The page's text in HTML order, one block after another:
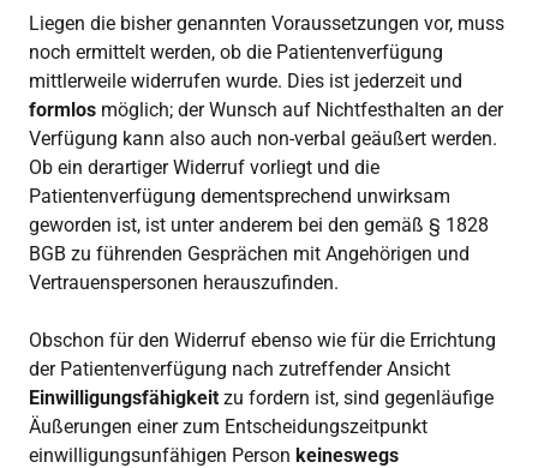
Liegen die bisher genannten Voraussetzungen vor, muss
noch ermittelt werden, ob die Patientenverfügung
mittlerweile widerrufen wurde. Dies ist jederzeit und
formlos möglich; der Wunsch auf Nichtfesthalten an der
Verfügung kann also auch non-verbal geäußert werden.
Ob ein derartiger Widerruf vorliegt und die
Patientenverfügung dementsprechend unwirksam
geworden ist, ist unter anderem bei den gemäß § 1828
BGB zu führenden Gesprächen mit Angehörigen und
Vertrauenspersonen herauszufinden.
Obschon für den Widerruf ebenso wie für die Errichtung
der Patientenverfügung nach zutreffender Ansicht
Einwilligungsfähigkeit zu fordern ist, sind gegenläufige
Äußerungen einer zum Entscheidungszeitpunkt
einwilligungsunfähigen Person keineswegs